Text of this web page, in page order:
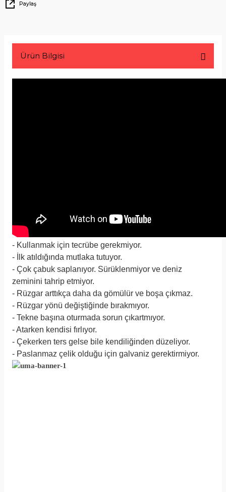
Paylaş
Ürün Bilgisi
- Kullanmak için tecrübe gerekmiyor.
- İlk atıldığında mutlaka tutuyor.
- Çok çabuk saplanıyor. Sürüklenmiyor ve deniz
zeminini tahrip etmiyor.
- Rüzgar arttıkça daha da gömülür ve boşa çıkmaz.
- Rüzgar yönü değiştiğinde bırakmıyor.
- Tekne başına oturmada sorun çıkartmıyor.
- Atarken kendisi fırlıyor.
- Çekerken ters gelse bile kendiliğinden düzeliyor.
- Paslanmaz çelik olduğu için galvaniz gerektirmiyor.